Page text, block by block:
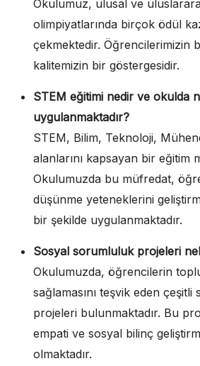
Okulumuz, ulusal ve
olimpiyatlarında birçok ödül
çekmektedir. Öğrencilerimizin
kalitemizin bir göstergesidir.
STEM eğitimi nedir ve okulda
uygulanmaktadır?
STEM, Bilim, Teknoloji,
alanlarını kapsayan bir eğitim
Okulumuzda bu müfredat,
düşünme yeteneklerini
bir şekilde uygulanmaktadır.
Sosyal sorumluluk projeleri
Okulumuzda, öğrencilerin
sağlamasını teşvik eden
projeleri bulunmaktadır. Bu
empati ve sosyal bilinç
olmaktadır.